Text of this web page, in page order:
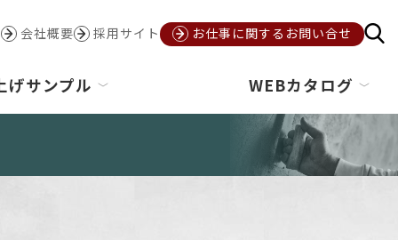
会社概要 採用サイト お仕事に関するお問い合せ
げサンプル WEBカタログ